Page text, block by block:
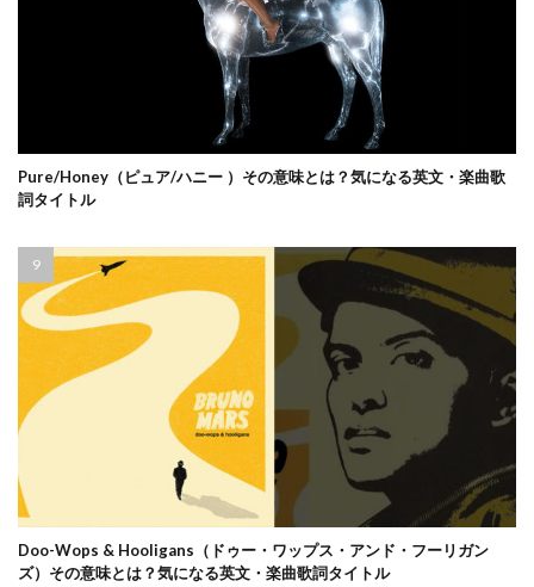
Pure/Honey（ピュア/ハニー ）その意味とは？気になる英文・楽曲歌
詞タイトル
Doo-Wops & Hooligans（ドゥー・ワップス・アンド・フーリガン
ズ）その意味とは？気になる英文・楽曲歌詞タイトル